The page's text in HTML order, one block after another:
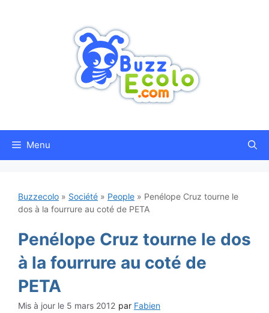
Menu
Buzzecolo » Société » People » Penélope Cruz tourne le
dos à la fourrure au coté de PETA
Penélope Cruz tourne le dos
à la fourrure au coté de
PETA
5 mars 2012 par Fabien